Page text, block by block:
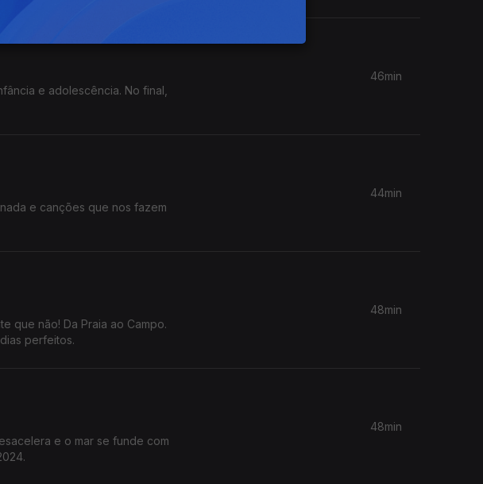
e adolescência. No final,
46min
e canções que nos fazem
44min
perfeitos.
48min
e o mar se funde com
48min